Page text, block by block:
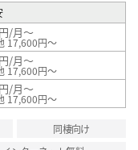
円/月～
17,600円～
円/月～
17,600円～
円/月～
17,600円～
同棲向け